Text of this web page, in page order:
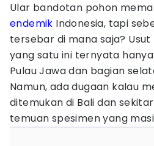
Ular bandotan pohon
endemik Indonesia, tapi
tersebar di mana saja?
yang satu ini ternyata
Pulau Jawa dan bagian
Namun, ada dugaan kalau
ditemukan di Bali dan
temuan spesimen yang